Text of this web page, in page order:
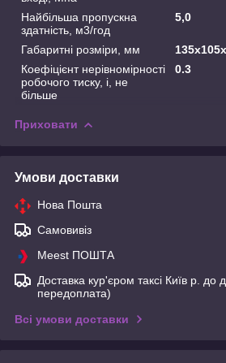
Найбільша пропускна
здатність, м3/год
5,0
Габаритні розміри, мм
Коефіцієнт нерівномірності
робочого тиску, i, не
більше
0.3
Приховати
Умови доставки
Нова Пошта
Самовивіз
Meest ПОШТА
Доставка кур'єром таксі Київ р. до
передоплата)
Всі умови доставки